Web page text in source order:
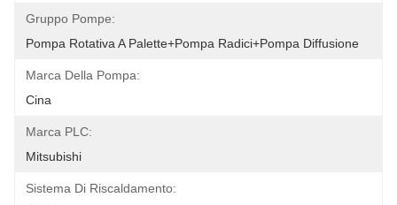
Gruppo Pompe:
Pompa Rotativa A Palette+pompa Radici+pompa Diffusione
Marca Della Pompa:
Cina
Marca PLC:
Mitsubishi
Sistema Di Riscaldamento: